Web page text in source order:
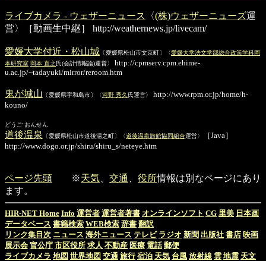
ライブカメラ - ウェザーニュース 〈(株)ウェザーニューズ運
営〉［動画生中継］
http://weathernews.jp/livecam/
愛媛大学付近・松山城 〔愛媛県松山市文京町〕〈愛媛大学法文学部総合政策学科岡
本研究室 岡本 直之氏(会計情報論)運営〉
http://cpmserv.cpm.ehime-
u.ac.jp/~tadayuki/mirror/reroom.htm
鬼が城山 〔愛媛県宇和島市〕〈河野 秀久 氏運営〉
http://www.rpm.or.jp/home/h-
kouno/
どうご おんせん
道後温泉 〔愛媛県松山市道後湯之町〕〈道後温泉旅館協同組合運営〉
［Java］
http://www.dogo.or.jp/shiru/shiru_s/neteye.htm
ページ先頭 ※天気 交通 役所情報は別なページにあり
ます。
HIR-NET Home Info 運営者 運営者著書 オンラインソフト CG 里美 日本画
データベース 書籍検索 WEB検索 辞書 翻訳
リンク集目次 ニュース 海外ニュース テレビ ラジオ 新聞 出版社 書店 映画
展示会 官公庁 市区役所 求人 不動産 医療 電話 郵便
ライブカメラ 地図 世界地図 交通 旅行 宿泊 天気 台風 放射線 雲 地震 天文